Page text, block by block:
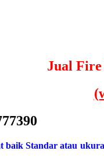
Jual Fire
Standar atau